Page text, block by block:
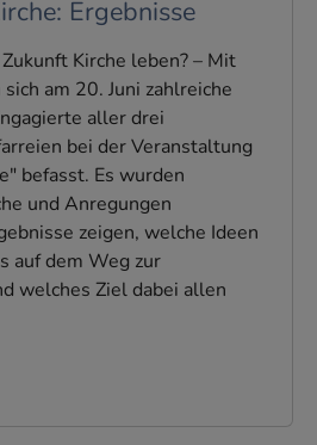
Ergebnisse
Kirche leben? – Mit
am 20. Juni zahlreiche
aller drei
bei der Veranstaltung
befasst. Es wurden
und Anregungen
zeigen, welche Ideen
auf dem Weg zur
welches Ziel dabei allen